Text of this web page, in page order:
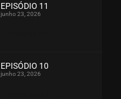
EPISÓDIO 11
junho 23, 2026
EPISÓDIO 10
junho 23, 2026